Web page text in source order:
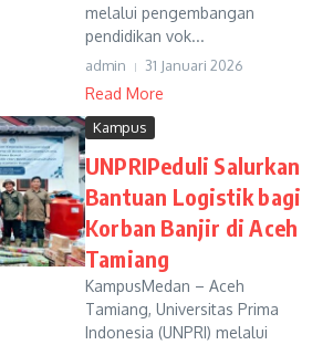
melalui pengembangan
pendidikan vok...
admin 31 Januari 2026
Read More
Kampus
UNPRIPeduli Salurkan
Bantuan Logistik bagi
Korban Banjir di Aceh
Tamiang
KampusMedan – Aceh
Tamiang, Universitas Prima
Indonesia (UNPRI) melalui